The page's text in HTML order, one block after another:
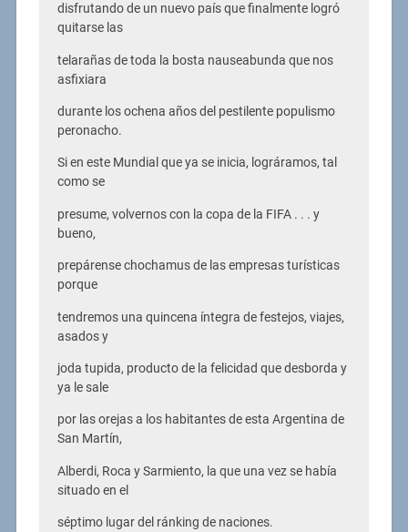
disfrutando de un nuevo país que finalmente logró
quitarse las
telarañas de toda la bosta nauseabunda que nos
asfixiara
durante los ochena años del pestilente populismo
peronacho.
Si en este Mundial que ya se inicia, lográramos, tal
como se
presume, volvernos con la copa de la FIFA . . . y
bueno,
prepárense chochamus de las empresas turísticas
porque
tendremos una quincena íntegra de festejos, viajes,
asados y
joda tupida, producto de la felicidad que desborda y
ya le sale
por las orejas a los habitantes de esta Argentina de
San Martín,
Alberdi, Roca y Sarmiento, la que una vez se había
situado en el
séptimo lugar del ránking de naciones.